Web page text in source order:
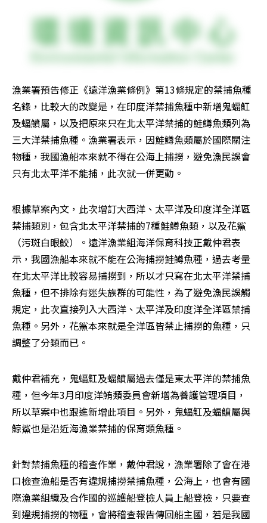
漁業署預告修正《遠洋漁業條例》第13條規定的禁捕魚種
名錄，比較大的改變是，在印度洋禁捕魚種中新增鬼蝠魟
及蝠鱝屬，以及把原來只在北太平洋禁捕的鮭鱒魚類列為
三大洋禁捕魚種。漁業署表示，因鮭鱒魚類屬於國際關注
物種，我國漁船本來就不得在公海上捕撈，避免漁民誤會
只有北太平洋不能捕，此次就一併更動。
根據草案內文，此次增訂大西洋、太平洋及印度洋全洋區
禁捕類別，包含北太平洋禁捕的7種鮭鱒魚類，以及花鯊
（污斑白眼鮫）。遠洋漁業組海洋保育科技正戴仲君表
示，我國漁船本來就不能在公海捕撈鮭鱒魚種，過去考量
在北太平洋比較容易捕撈到，所以才只寫在北太平洋禁捕
魚種，但不排除有迷失族群的可能性，為了避免漁民誤觸
規定，此次直接列入大西洋、太平洋及印度洋全洋區禁捕
魚種。另外，花鯊本來就是全洋區皆禁止捕撈的魚種，只
調整了分類而已。
戴仲君補充，鬼蝠魟及蝠鱝屬過去僅是東太平洋的禁捕魚
種，但今年3月印度洋鮪類委員會新增為養護管理項目，
所以草案中也跟進新增此項目。另外，鬼蝠魟及蝠鱝屬與
鯨鯊也是沿近海漁業禁捕的保育類魚種。
針對禁捕魚種的稽查作業，戴仲君說，漁業署除了會在港
口檢查漁船是否有違規捕撈禁捕魚種，公海上，也會有國
際漁業組織及合作國的巡護船登檢人員上船登檢，只要查
到違規捕撈的物種，會將稽查報告傳回船主國，若是我國